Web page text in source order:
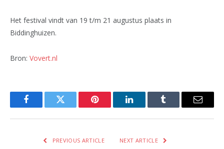
Het festival vindt van 19 t/m 21 augustus plaats in
Biddinghuizen.
Bron: Vovert.nl
FacebookTwitter Pinterest LinkedInTumblr Email
PREVIOUS ARTICLE NEXT ARTICLE